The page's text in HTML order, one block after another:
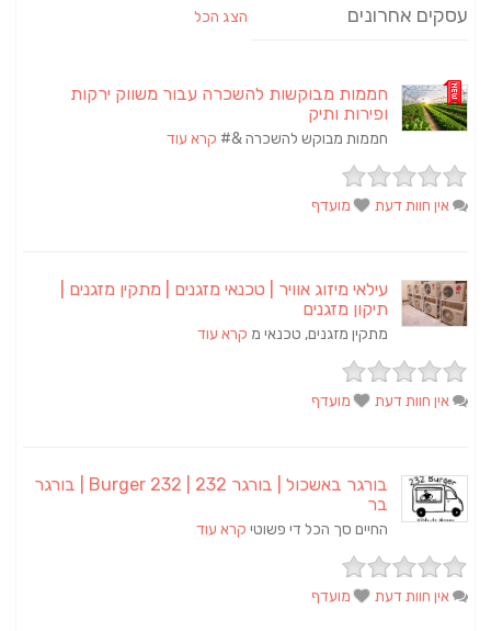
עסקים אחרונים הצג הכל
חממות מבוקשות להשכרה עבור משווק ירקות
ופירות ותיק
חממות מבוקש להשכרה &# קרא עוד
אין חוות דעת מועדף
עילאי מיזוג אוויר | טכנאי מזגנים | מתקין מזגנים |
תיקון מזגנים
מתקין מזגנים, טכנאי מ קרא עוד
אין חוות דעת מועדף
בורגר באשכול | בורגר 232 | Burger 232 | בורגר
בר
החיים סך הכל די פשוטי קרא עוד
אין חוות דעת מועדף